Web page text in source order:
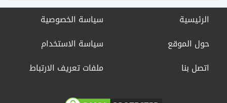
الرئيسية
حول الموقع
اتصل بنا
سياسة الخصوصية
سياسة الاستخدام
ملفات تعريف الارتباط